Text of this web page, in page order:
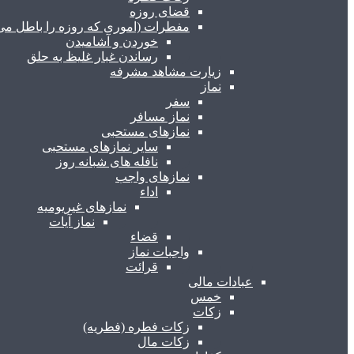
قضای روزه
مفطرات (اموری که روزه را باطل
خوردن و آشامیدن
رساندن غبار غلیظ به حلق
زیارت مشاهد مشرفه
نماز
سفر
نماز مسافر
نمازهای مستحبی
سایر نمازهای مستحبی
نافله های شبانه روز
نمازهای واجب
اداء
نمازهای غیریومیه
نماز آیات
قضاء
واجبات نماز
قرائت
عبادات مالی
خمس
زکات
زکات فطره (فطریه)
زکات مال